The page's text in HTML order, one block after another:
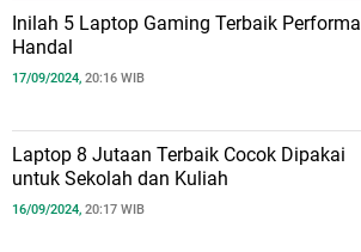
Inilah 5 Laptop Gaming Terbaik Performa
Handal
17/09/2024, 20:16 WIB
Laptop 8 Jutaan Terbaik Cocok Dipakai
untuk Sekolah dan Kuliah
16/09/2024, 20:17 WIB